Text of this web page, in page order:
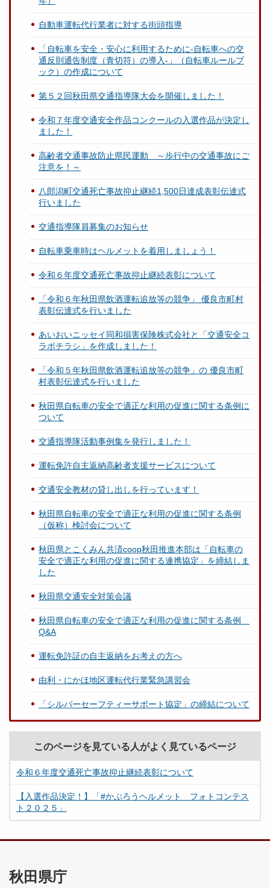
自動車運転代行業者に対する街頭指導
「自転車を安全・安心に利用するために-自転車への交
通反則通告制度（青切符）の導入-」（自転車ルールブ
ック）の作成について
第５２回秋田県交通指導隊大会を開催しました！
令和７年度交通安全作品コンクールの入選作品が決定し
ました！
高齢者交通事故防止県民運動 ～歩行中の交通事故にご
注意を！～
八郎潟町交通死亡事故抑止継続1,500日達成表彰伝達式
行いました
交通指導隊員募集のお知らせ
自転車乗車時はヘルメットを着用しましょう！
令和６年度交通死亡事故抑止継続表彰について
「令和６年秋田県飲酒運転追放等の競争」 優良市町村
表彰伝達式を行いました
あいおいニッセイ同和損害保険株式会社と「交通安全コ
ラボチラシ」を作成しました！
「令和５年秋田県飲酒運転追放等の競争」の 優良市町
村表彰伝達式を行いました
秋田県自転車の安全で適正な利用の促進に関する条例に
ついて
交通指導隊活動事例集を発行しました！
運転免許自主返納高齢者支援サービスについて
交通安全教材の貸し出しを行っています！
秋田県自転車の安全で適正な利用の促進に関する条例
（仮称）検討会について
秋田県とこくみん共済coop秋田推進本部は「自転車の
安全で適正な利用の促進に関する連携協定」を締結しま
した
秋田県交通安全対策会議
秋田県自転車の安全で適正な利用の促進に関する条例
Q&A
運転免許証の自主返納をお考えの方へ
由利・にかほ地区運転代行業緊急講習会
「シルバーセーフティーサポート協定」の締結について
このページを見ている人がよく見ているページ
令和６年度交通死亡事故抑止継続表彰について
【入選作品決定！】「#かぶろうヘルメット フォトコンテス
ト２０２５」
秋田県庁